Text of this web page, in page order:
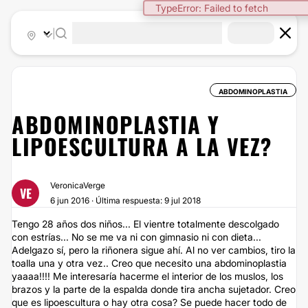
ABDOMINOPLASTIA
ABDOMINOPLASTIA Y
LIPOESCULTURA A LA VEZ?
VE
VeronicaVerge
6 jun 2016 · Última respuesta: 9 jul 2018
Tengo 28 años dos niños... El vientre totalmente descolgado
con estrías... No se me va ni con gimnasio ni con dieta...
Adelgazo sí, pero la riñonera sigue ahí. Al no ver cambios, tiro la
toalla una y otra vez.. Creo que necesito una abdominoplastia
yaaaa!!!! Me interesaría hacerme el interior de los muslos, los
brazos y la parte de la espalda donde tira ancha sujetador. Creo
que es lipoescultura o hay otra cosa? Se puede hacer todo de